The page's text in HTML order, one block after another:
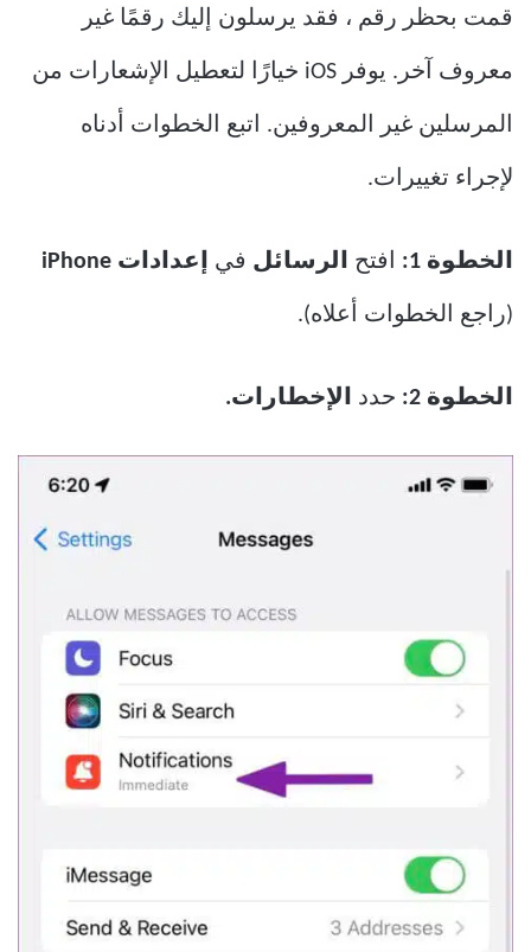
قمت بحظر رقم ، فقد يرسلون إليك رقمًا غير
معروف آخر. يوفر iOS خيارًا لتعطيل الإشعارات من
المرسلين غير المعروفين. اتبع الخطوات أدناه
لإجراء تغييرات.
الخطوة 1: افتح الرسائل في إعدادات iPhone
(راجع الخطوات أعلاه).
الخطوة 2: حدد الإخطارات.